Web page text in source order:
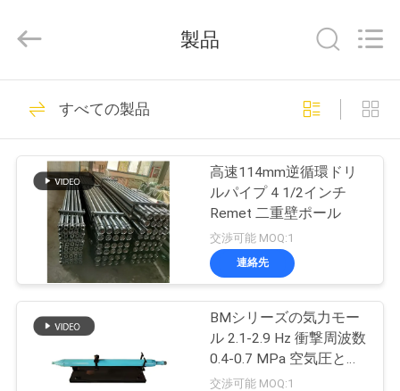
ー
ム
Langfang
Co.,
Hddのドリル管
51
2 壁のドリルパイプ
92
製品
すべての製品
高速114mm逆循環ドリ
ルパイプ 4 1/2インチ
Remet 二重壁ポール
交渉可能 MOQ:1
連絡先
BMシリーズの気力モー
ル 2.1-2.9 Hz 衝撃周波数
0.4-0.7 MPa 空気圧と
HDDドリルパイプのた
交渉可能 MOQ:1